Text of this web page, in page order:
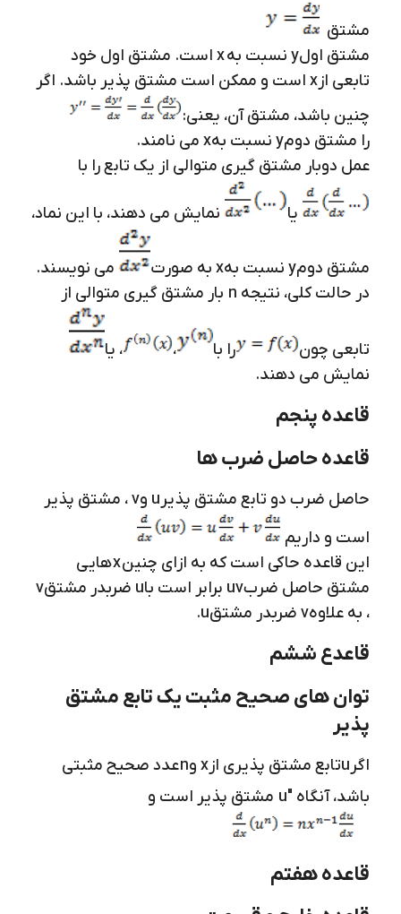
مشتق
مشتق اولy نسبت بهx است. مشتق اول خود
تابعی ازx است و ممکن است مشتق پذیر باشد. اگر
چنین باشد، مشتق آن، یعنی:
را مشتق دومy نسبت بهx می نامند.
عمل دوبار مشتق گیری متوالی از یک تابع را با
یا نمایش می دهند، با این نماد،
مشتق دومy نسبت بهx به صورت
می نویسند.
در حالت کلی، نتیجه n بار مشتق گیری متوالی از
تابعی چون را با ،
، یا
نمایش می دهند.
قاعده پنجم
قاعده حاصل ضرب ها
حاصل ضرب دو تابع مشتق پذیر u وv، مشتق پذیر
است و داریم
این قاعده حاکی است که به ازای چنین هایی
مشتق حاصل ضربuv برابر است باu ضربدر مشتقv
، به علاوهv ضربدر مشتقu
.
قاعدع ششم
توان های صحیح مثبت یک تابع مشتق
پذیر
اگر uتابع مشتق پذیری ازx وnعدد صحیح مثبتی
باشد، آنگاه "u مشتق پذیر است و
قاعده هفتم